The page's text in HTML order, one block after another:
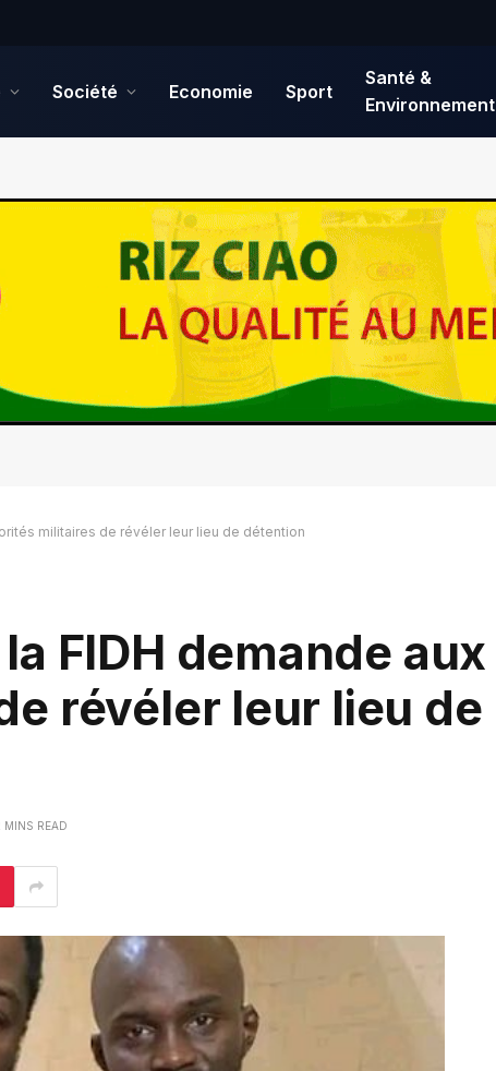
Société Economie Sport
Santé &
Environnement
militaires de révéler leur lieu de détention
FIDH demande aux
révéler leur lieu de
MINS READ